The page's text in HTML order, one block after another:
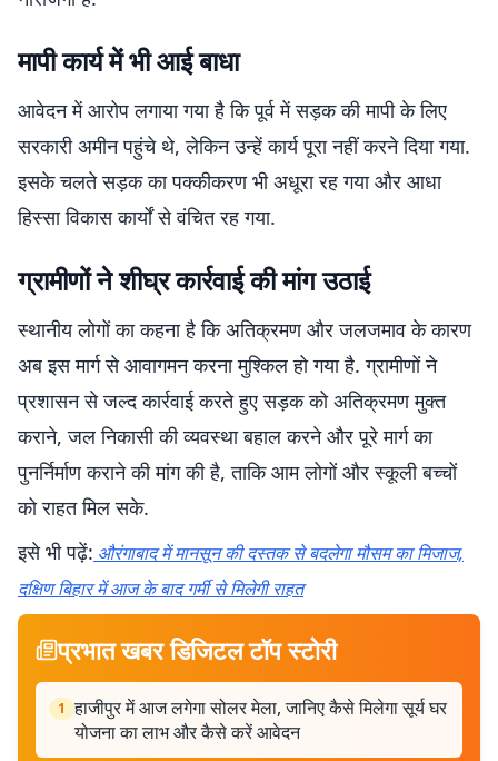
मापी कार्य में भी आई बाधा
आवेदन में आरोप लगाया गया है कि पूर्व में सड़क की मापी के लिए
सरकारी अमीन पहुंचे थे, लेकिन उन्हें कार्य पूरा नहीं करने दिया गया.
इसके चलते सड़क का पक्कीकरण भी अधूरा रह गया और आधा
हिस्सा विकास कार्यों से वंचित रह गया.
ग्रामीणों ने शीघ्र कार्रवाई की मांग उठाई
स्थानीय लोगों का कहना है कि अतिक्रमण और जलजमाव के कारण
अब इस मार्ग से आवागमन करना मुश्किल हो गया है. ग्रामीणों ने
प्रशासन से जल्द कार्रवाई करते हुए सड़क को अतिक्रमण मुक्त
कराने, जल निकासी की व्यवस्था बहाल करने और पूरे मार्ग का
पुनर्निर्माण कराने की मांग की है, ताकि आम लोगों और स्कूली बच्चों
को राहत मिल सके.
इसे भी पढ़ें: औरंगाबाद में मानसून की दस्तक से बदलेगा मौसम का मिजाज,
दक्षिण बिहार में आज के बाद गर्मी से मिलेगी राहत
प्रभात खबर डिजिटल टॉप स्टोरी
1 हाजीपुर में आज लगेगा सोलर मेला, जानिए कैसे मिलेगा सूर्य घर
योजना का लाभ और कैसे करें आवेदन